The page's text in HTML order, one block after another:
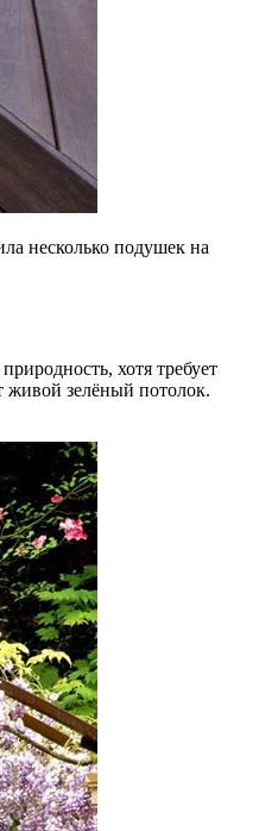
несколько подушек на
хотя требует
живой зелёный потолок.